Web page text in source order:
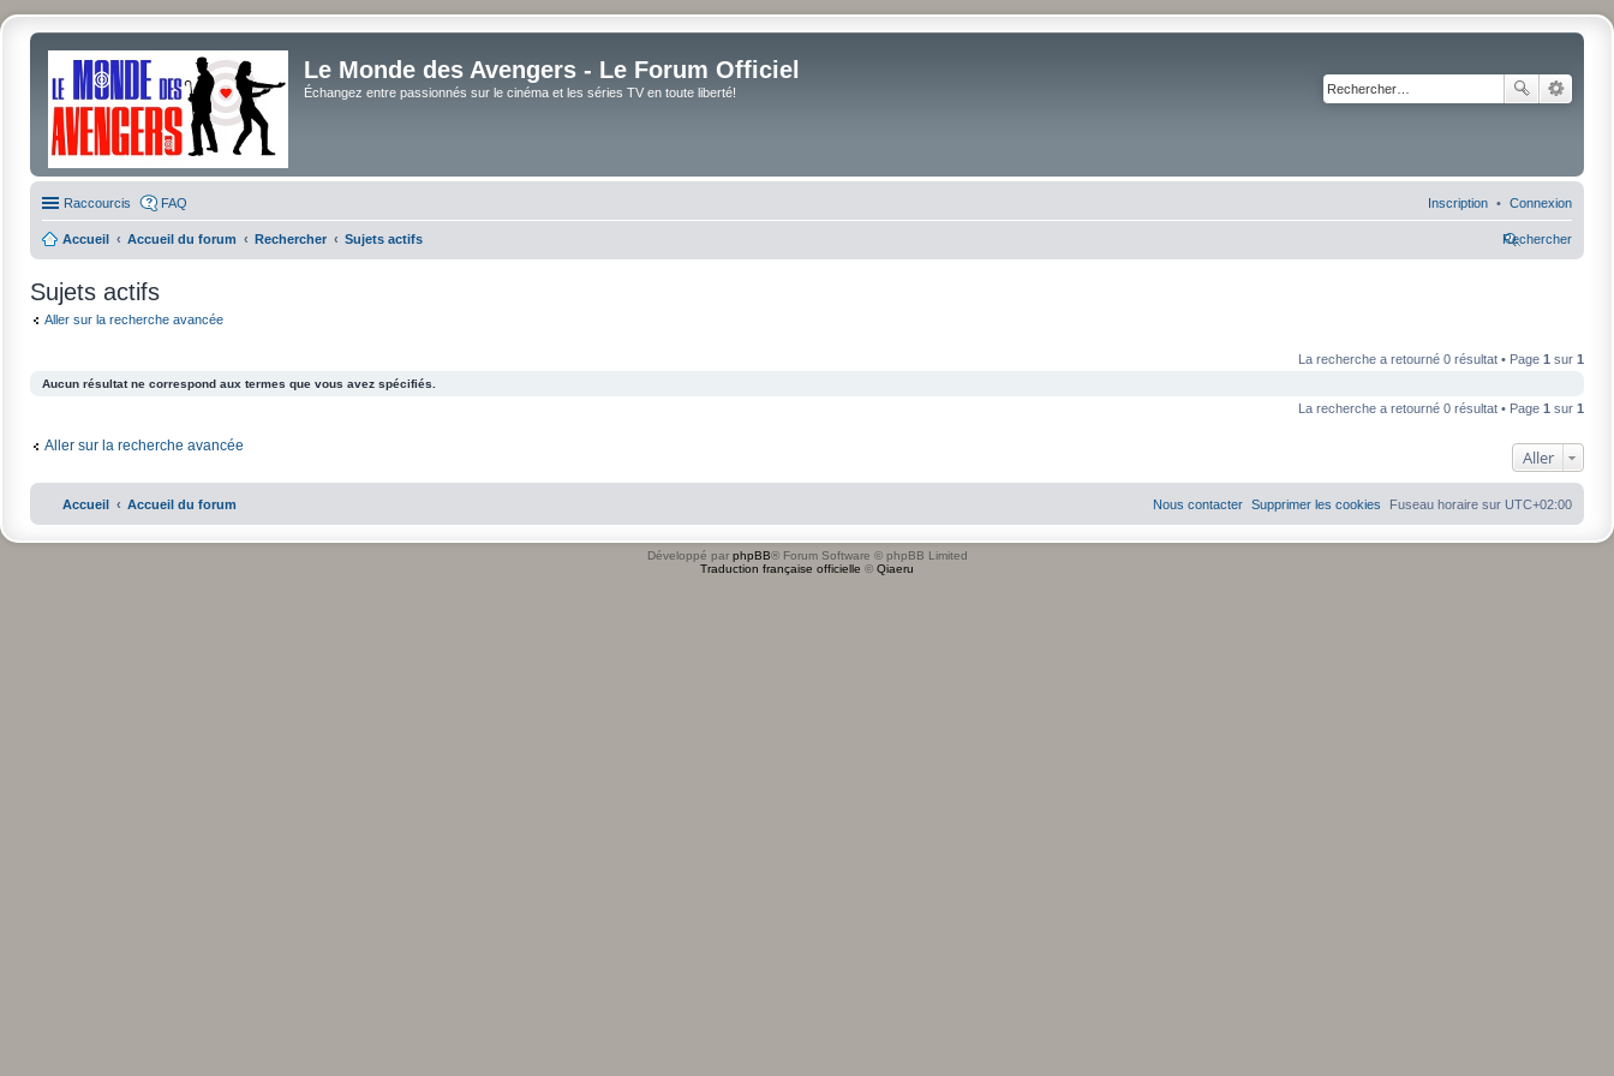
Le Monde des Avengers - Le Forum Officiel
Échangez entre passionnés sur le cinéma et les séries TV en toute liberté!
Raccourcis FAQ Connexion
Inscription
Accueil Accueil du forum Rechercher Sujets actifs Rechercher
Sujets actifs
Aller sur la recherche avancée
La recherche a retourné 0 résultat • Page 1 sur 1
Aucun résultat ne correspond aux termes que vous avez spécifiés.
La recherche a retourné 0 résultat • Page 1 sur 1
Aller sur la recherche avancée
Aller
Accueil Accueil du forum Fuseau horaire sur UTC+02:00
Supprimer les cookies
Nous contacter
Développé par phpBB® Forum Software © phpBB Limited
Traduction française officielle © Qiaeru